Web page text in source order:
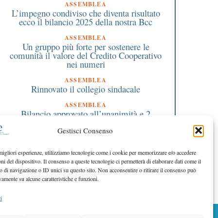
Gestisci Consenso
esperienze, utilizziamo tecnologie come i cookie per memorizzare e/o accedere
del dispositivo. Il consenso a queste tecnologie ci permetterà di elaborare dati come il
di navigazione o ID unici su questo sito. Non acconsentire o ritirare il consenso può
su alcune caratteristiche e funzioni.
ASSEMBLEA
L’impegno condiviso che diventa risultato
ecco il bilancio 2025 della nostra Bcc
ASSEMBLEA
Un gruppo più forte per sostenere le
comunità il valore del Credito Cooperativo
nei numeri
ASSEMBLEA
Rinnovato il collegio sindacale
ASSEMBLEA
Bilancio approvato all’unanimità e 2
EDITORIALE PRESIDENTE
Costruire futuro insieme